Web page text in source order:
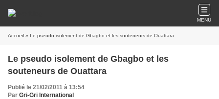
MENU
Accueil » Le pseudo isolement de Gbagbo et les souteneurs de Ouattara
Le pseudo isolement de Gbagbo et les
souteneurs de Ouattara
Publié le 21/02/2011 à 13:54
Par Gri-Gri International